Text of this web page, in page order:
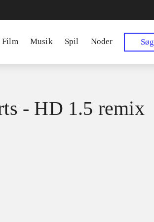
Film Musik Spil Noder Søg
- HD 1.5 remix